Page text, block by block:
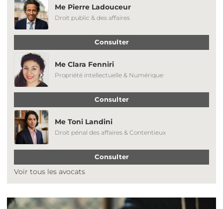
Me Pierre Ladouceur
Droit public & des affaires
Consulter
Me Clara Fenniri
Propriété intellectuelle & Numérique
Consulter
Me Toni Landini
Droit pénal des affaires & Contentieux
Consulter
Voir tous les avocats